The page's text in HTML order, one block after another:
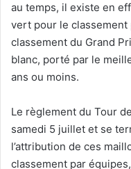
au temps, il existe en
vert pour le classement
classement du Grand
blanc, porté par le
ans ou moins.
Le règlement du Tour
samedi 5 juillet et se
l’attribution de ces
classement par